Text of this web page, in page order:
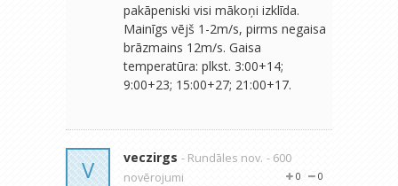
pakāpeniski visi mākoņi izklīda.
Mainīgs vējš 1-2m/s, pirms negaisa
brāzmains 12m/s. Gaisa
temperatūra: plkst. 3:00+14;
9:00+23; 15:00+27; 21:00+17.
V veczirgs - Rundāles nov. - 600
novērojumi
0
0